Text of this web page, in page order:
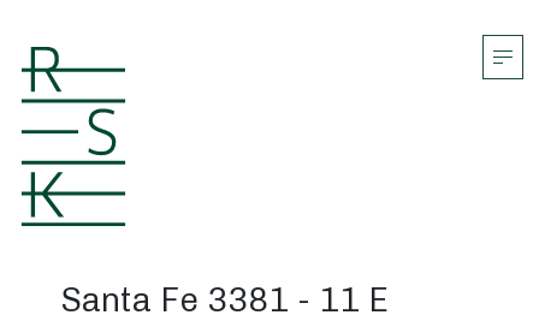
Navegación principal
Santa Fe 3381 - 11 E